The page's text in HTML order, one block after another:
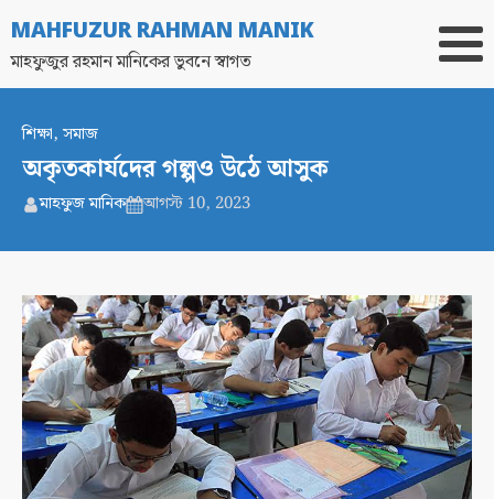
MAHFUZUR RAHMAN MANIK
মাহফুজুর রহমান মানিকের ভুবনে স্বাগত
শিক্ষা,সমাজ
অকৃতকার্যদের গল্পও উঠে আসুক
মাহফুজ মানিক আগস্ট 10, 2023